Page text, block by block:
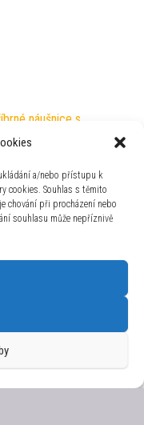
a/nebo přístupu k
cookies. Souhlas s těmito
chování při procházení nebo
souhlasu může nepříznivě
náušnice s
stříbrná
29018.3
C206M 14-5002